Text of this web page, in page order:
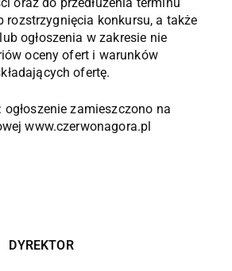
rozstrzygnięcia konkursu, a także
ogłoszenia w zakresie nie
oceny ofert i warunków
ofertę.
zamieszczono na
www.czerwonagora.pl
DYREKTOR